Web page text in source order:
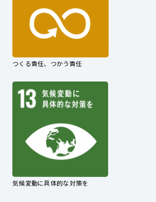
つくる責任、つかう責任
気候変動に具体的な対策を